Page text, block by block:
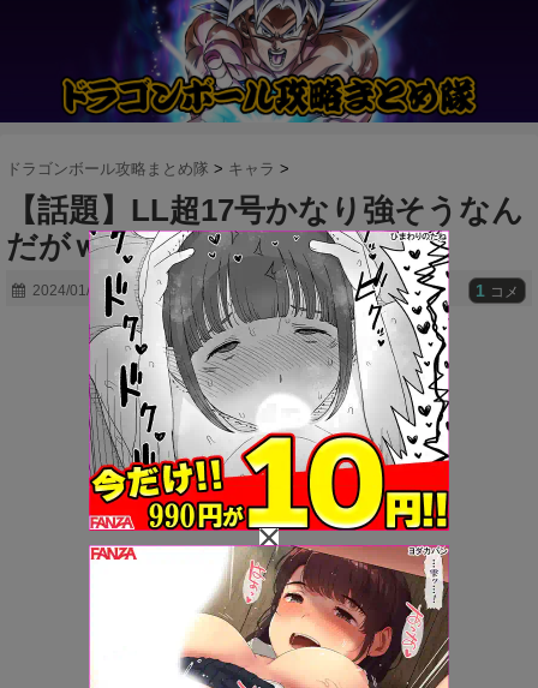
ドラゴンボール攻略まとめ隊 > キャラ >
【話題】LL超17号かなり強そうなん
だがｗｗｗ
2024/01/29 1 コメ